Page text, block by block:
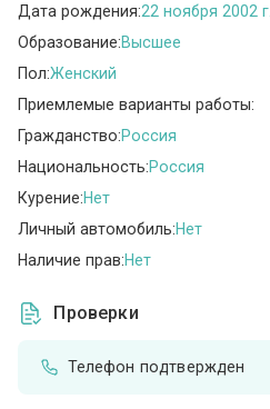
Дата рождения:22 ноября 2002 г.
Образование:Высшее
Пол:Женский
Приемлемые варианты работы:
Гражданство:Россия
Национальность:Россия
Курение:Нет
Личный автомобиль:Нет
Наличие прав:Нет
Проверки
Телефон подтвержден